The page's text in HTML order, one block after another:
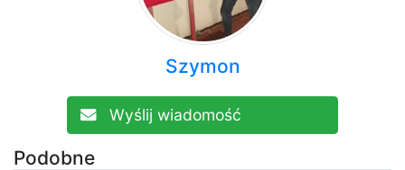
Szymon
Wyślij wiadomość
Podobne